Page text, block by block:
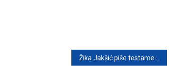
Žika Jakšić piše testament: Kako planira podijeliti imovinu i sačuvati poslovično porodično jedinstvo